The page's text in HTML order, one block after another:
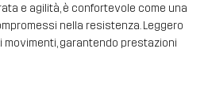
e agilità, è confortevole come una
nella resistenza. Leggero
movimenti, garantendo prestazioni